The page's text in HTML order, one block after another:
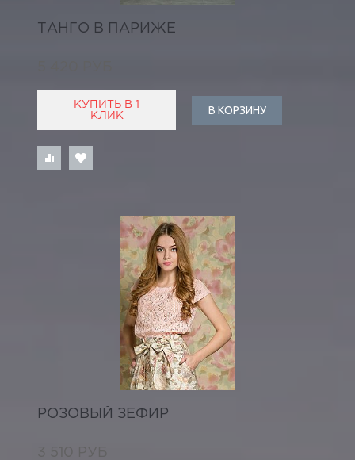
ТАНГО В ПАРИЖЕ
КУПИТЬ В 1
КЛИК
В КОРЗИНУ
РОЗОВЫЙ ЗЕФИР
3 510 РУБ